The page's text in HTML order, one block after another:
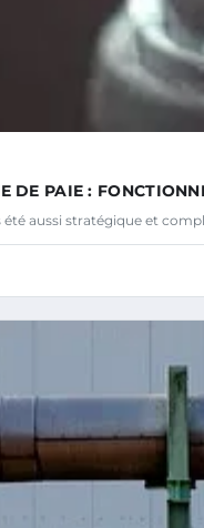
DE PAIE :
été aussi stratégique et